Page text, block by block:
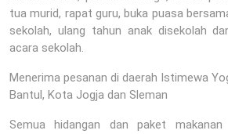
tua murid, rapat guru, buka puasa
sekolah, ulang tahun anak disekolah
acara sekolah.
Menerima pesanan di daerah Istimewa
Bantul, Kota Jogja dan Sleman
Semua hidangan dan paket